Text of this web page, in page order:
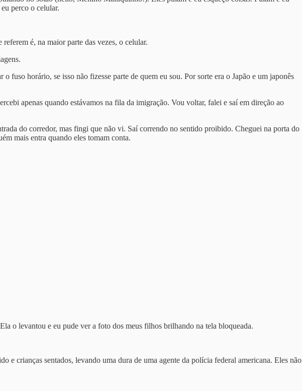
perco o celular.
é, na maior parte das vezes, o celular.
horário, se isso não fizesse parte de quem eu sou. Por sorte era o Japão e um japonês
apenas quando estávamos na fila da imigração. Vou voltar, falei e saí em direção ao
do corredor, mas fingi que não vi. Saí correndo no sentido proibido. Cheguei na porta do
mais entra quando eles tomam conta.
o levantou e eu pude ver a foto dos meus filhos brilhando na tela bloqueada.
e crianças sentados, levando uma dura de uma agente da polícia federal americana. Eles não